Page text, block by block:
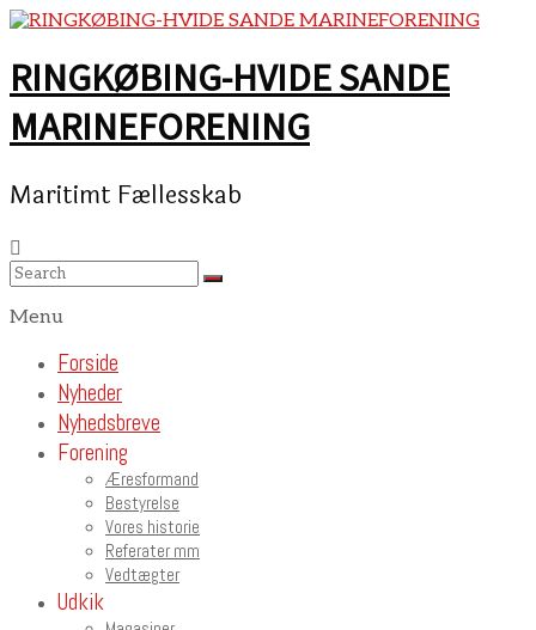
Skip
content
RINGKØBING-HVIDE SANDE
MARINEFORENING
Maritimt Fællesskab
Menu
Forside
Nyheder
Nyhedsbreve
Forening
Æresformand
Bestyrelse
Vores historie
Referater mm
Vedtægter
Udkik